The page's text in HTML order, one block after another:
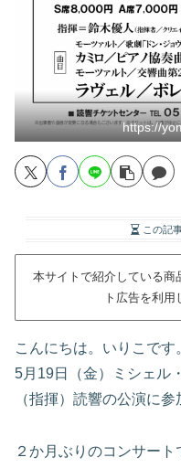
https://
この記
本サイトで紹介している商
ト広告を利
こんにちは。いりこです
5月19日（金）ミシェル
（指揮）読響の公演に
２か月ぶりのコンサー